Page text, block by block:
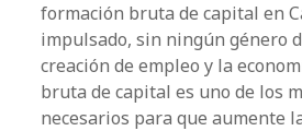
formación bruta de capital en
impulsado, sin ningún género
creación de empleo y la
bruta de capital es uno de los
necesarios para que aumente